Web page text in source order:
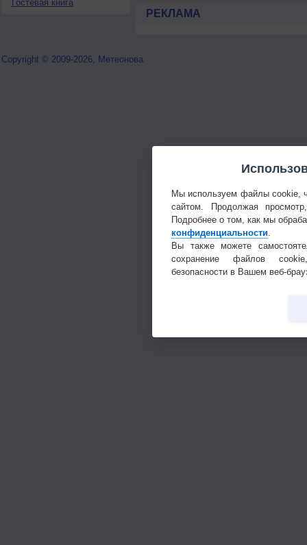
Гостевая книга
РЕКЛАМА
Copyright © 2009-2026, Метеонова
Мы используем файлы cookie,
сайтом. Продолжая
Подробнее о том, как мы
конфиденциальности
Вы также можете
сохранение файлов
безопасности в Вашем веб-